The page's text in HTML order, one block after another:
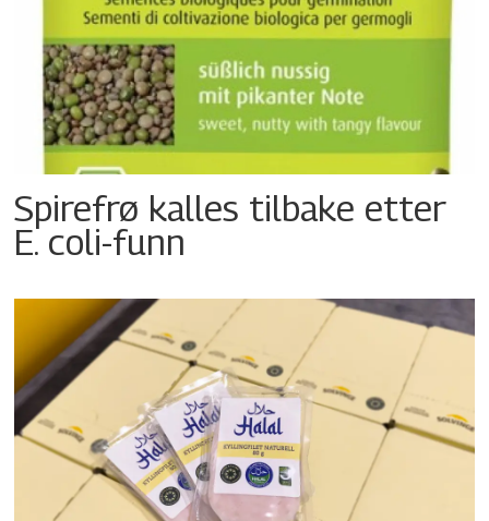
Spirefrø kalles tilbake etter
E. coli-funn